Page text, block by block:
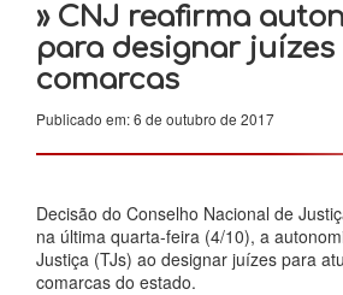
» CNJ reafirma
para designar juízes
comarcas
Publicado em: 6 de outubro de 2017
Decisão do Conselho Nacional de
na última quarta-feira (4/10), a
Justiça (TJs) ao designar juízes para
comarcas do estado.